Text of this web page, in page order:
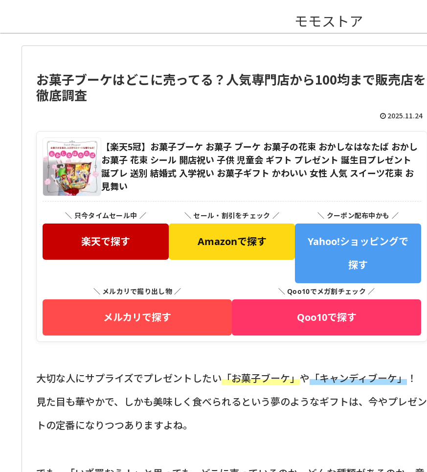
モモストア
お菓子ブーケはどこに売ってる？人気専門店から100均まで販売店を
徹底調査
2025.11.24
【楽天5冠】お菓子ブーケ お菓子 ブーケ お菓子の花束 おかしなはなたば おかし
お菓子 花束 シール 開店祝い 子供 児童会 ギフト プレゼント 誕生日プレゼント
誕プレ 送別 結婚式 入学祝い お菓子ギフト かわいい 女性 人気 スイーツ花束 お
見舞い
＼ 只今タイムセール中 ／
楽天で探す
＼ セール・割引をチェック ／
Amazonで探す
＼ クーポン配布中かも ／
Yahoo!ショッピングで
探す
＼ メルカリで掘り出し物 ／
メルカリで探す
＼ Qoo10でメガ割チェック ／
Qoo10で探す
大切な人にサプライズでプレゼントしたい「お菓子ブーケ」や「キャンディブーケ」 ！
見た目も華やかで、しかも美味しく食べられるという夢のようなギフトは、今やプレゼン
トの定番になりつつありますよね。